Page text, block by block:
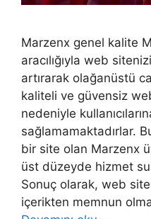
Marzenx genel kalite
aracılığıyla web
artırarak olağanüstü
kaliteli ve güvensiz
nedeniyle
sağlamamaktadırlar.
bir site olan Marzenx
üst düzeyde hizmet
Sonuç olarak, web
içerikten memnun